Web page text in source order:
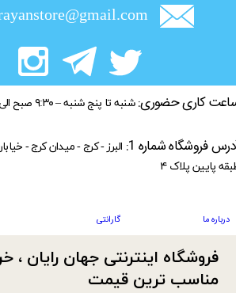
فروشگاه اینترنتی جهان رایان ،
مناسب ترین قیمت​​​​​​​
کاری حضوری: شنبه تا پنج شنبه – ۹:۳۰ صبح الی ۲۱:۰۰
درباره ما گارانتی
فروشگاه شماره 1:
البرز - کرج - میدان کرج -
پایین پلاک ۴